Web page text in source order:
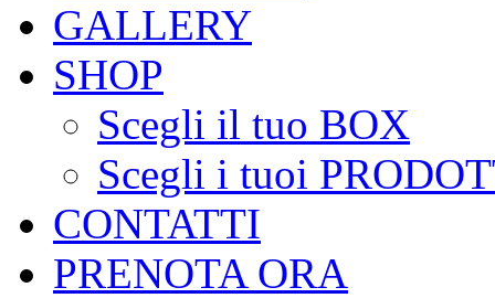
GALLERY
SHOP
Scegli il tuo BOX
Scegli i tuoi
CONTATTI
PRENOTA ORA